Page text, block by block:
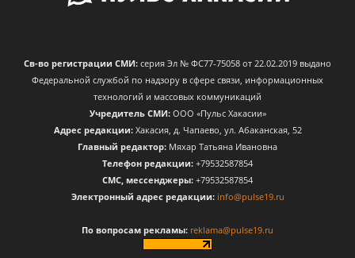
Св-во регистрации СМИ: серия Эл № ФС77-75058 от 22.02.2019 выдано
Федеральной службой по надзору в сфере связи, информационных
технологий и массовых коммуникаций
Учредитель СМИ:ООО «Пульс Хакасии»
Адрес редакции:Хакасия, д. Чапаево, ул. Абаканская, 52
Главный редактор: Мяхар Татьяна Ивановна
Телефон редакции: +79532587854
CМС, мессенджеры: +79532587854
Электронный адрес редакции: info@pulse19.ru
По вопросам рекламы: reklama@pulse19.ru